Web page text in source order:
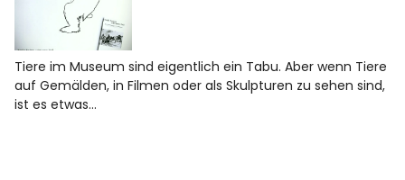
Tiere im Museum sind eigentlich ein Tabu. Aber wenn Tiere
auf Gemälden, in Filmen oder als Skulpturen zu sehen sind,
ist es etwas…